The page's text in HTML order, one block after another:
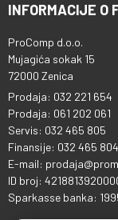
INFORMACIJE O
ProComp d.o.o.
Mujagića sokak 15
72000 Zenica
Prodaja: 032 221 654
Prodaja: 061 202 061
Servis: 032 465 805
Finansije: 032 465 804
E-mail:
ID broj:
Sparkasse banka: